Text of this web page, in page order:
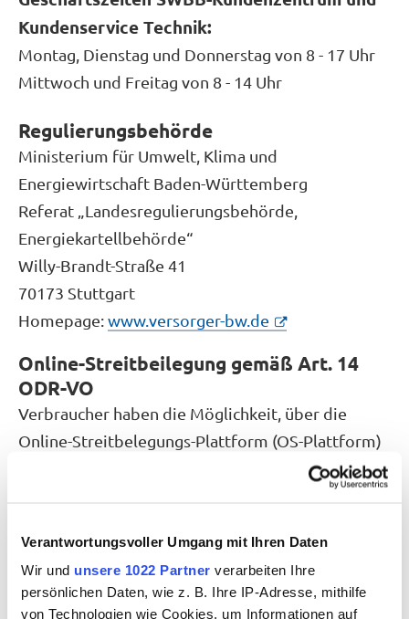
Verantwortungsvoller Umgang mit Ihren Daten
Wir und unsere 1022 Partner verarbeiten Ihre
persönlichen Daten, wie z. B. Ihre IP-Adresse, mithilfe
von Technologien wie Cookies, um Informationen auf
Kundenservice Technik:
Montag, Dienstag und Donnerstag von 8 - 17 Uhr
Mittwoch und Freitag von 8 - 14 Uhr
Regulierungsbehörde
Ministerium für Umwelt, Klima und
Energiewirtschaft Baden-Württemberg
Referat „Landesregulierungsbehörde,
Energiekartellbehörde“
Willy-Brandt-Straße 41
70173 Stuttgart
Homepage:www.versorger-bw.de
Online-Streitbeilegung gemäß Art. 14
ODR-VO
Verbraucher haben die Möglichkeit, über die
Online-Streitbelegungs-Plattform (OS-Plattform)
der europäischen Union kostenlose Hilfestellung
für die Einreichung einer Verbraucherbeschwerde
Dienstleistungsvertrag sowie Informationen über
die Verfahren an den
Verbraucherschlichtungsstellen in der